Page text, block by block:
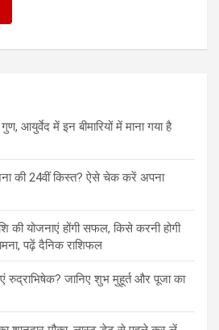
आयुर्वेद में इन बीमारियों में माना गया है
की 24वीं किस्त? ऐसे चेक करें अपना
की योजनाएं होंगी सफल, किसे करनी होगी
पढ़ें दैनिक राशिफल
रुद्राभिषेक? जानिए शुभ मुहूर्त और पूजा का